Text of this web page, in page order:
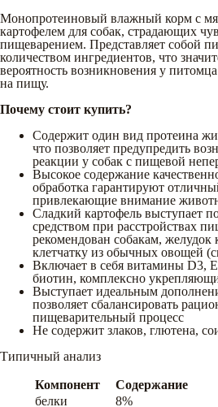
Монопротеиновый влажный корм с
картофелем для собак, страдающих
пищеварением. Представляет собой
количеством ингредиентов, что
вероятность возникновения у
на пищу.
Почему стоит купить?
Содержит один вид протеина
что позволяет предупредить
реакции у собак с пищевой
Высокое содержание
обработка гарантируют
привлекающие внимание
Сладкий картофель выступает
средством при расстройствах
рекомендован собакам, желудок
клетчатку из обычных овощей
Включает в себя витамины D3,
биотин, комплексно
Выступает идеальным
позволяет сбалансировать
пищеварительный процесс
Не содержит злаков, глютена,
Типичный анализ
Компонент
Содержание
белки
8%